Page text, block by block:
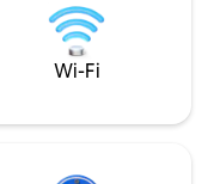
privilegiada numa
emblemáticas da
Ideal para férias
qualquer época
Wi-Fi